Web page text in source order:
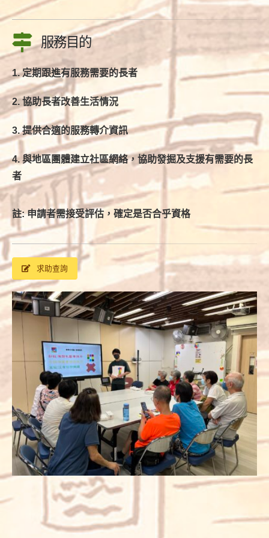
服務目的
1. 定期跟進有服務需要的長者
2. 協助長者改善生活情況
3. 提供合適的服務轉介資訊
4. 與地區團體建立社區網絡，協助發掘及支援有需要的長
者
註: 申請者需接受評估，確定是否合乎資格
求助查詢